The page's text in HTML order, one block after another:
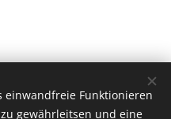
einwandfreie Funktionieren
gewährleitsen und eine